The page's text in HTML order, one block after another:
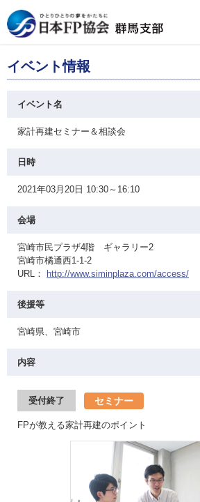
イベント情報
イベント名
家計再建セミナー＆相談会
日時
2021年03月20日 10:30～16:10
会場
宮崎市民プラザ4階 ギャラリー2
宮崎市橘通西1-1-2
URL：
http://www.siminplaza.com/access/
後援等
宮崎県、宮崎市
内容
受付終了 セミナー
FPが教える家計再建のポイント